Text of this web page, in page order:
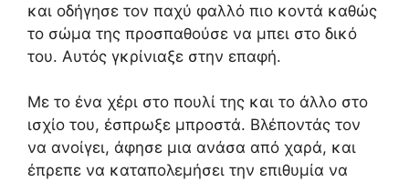
και οδήγησε τον παχύ φαλλό πιο κοντά καθώς
το σώμα της προσπαθούσε να μπει στο δικό
του. Αυτός γκρίνιαξε στην επαφή.
Με το ένα χέρι στο πουλί της και το άλλο στο
ισχίο του, έσπρωξε μπροστά. Βλέποντάς τον
να ανοίγει, άφησε μια ανάσα από χαρά, και
έπρεπε να καταπολεμήσει την επιθυμία να